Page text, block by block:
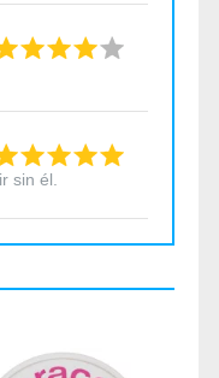
sin él.